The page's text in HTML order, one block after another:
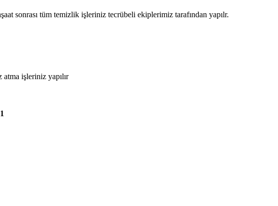
sonrası tüm temizlik işleriniz tecrübeli ekiplerimiz tarafından yapılr.
işleriniz yapılır